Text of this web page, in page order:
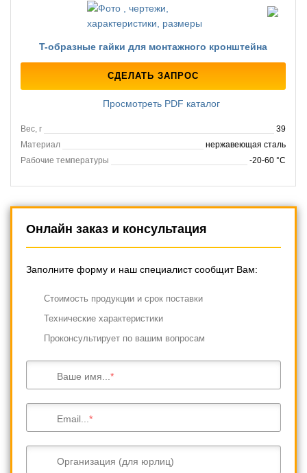
T-образные гайки для монтажного кронштейна
СДЕЛАТЬ ЗАПРОС
Просмотреть PDF каталог
Вес, г
39
Материал
нержавеющая сталь
Рабочие температуры
-20-60 °C
Онлайн заказ и консультация
Заполните форму и наш специалист сообщит Вам:
Cтоимость продукции и срок поставки
Технические характеристики
Проконсультирует по вашим вопросам
Ваше имя...
Email...
Организация (для юрлиц)